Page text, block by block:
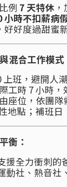
例 7 天特休
小時不扣薪病
好好度過甜蜜
混合工作模式
上班，避開人
工時 7 小時
座位，依團
地點；補班
衡：
援全力衝刺的
動社、熱音